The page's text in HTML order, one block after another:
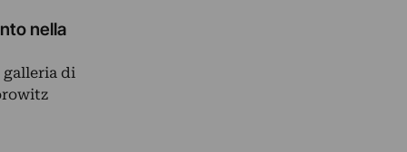
nella
galleria di